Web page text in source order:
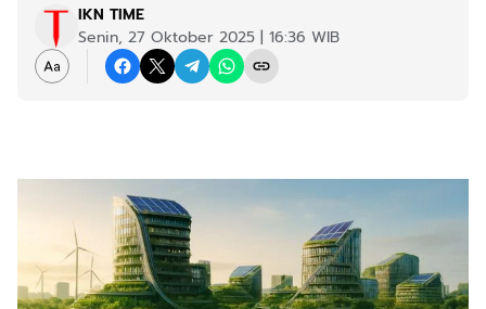
IKN TIME
Senin, 27 Oktober 2025 | 16:36 WIB